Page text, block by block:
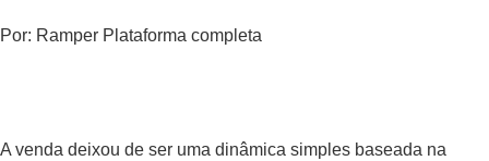
Por: Ramper Plataforma completa
A venda deixou de ser uma dinâmica simples baseada na